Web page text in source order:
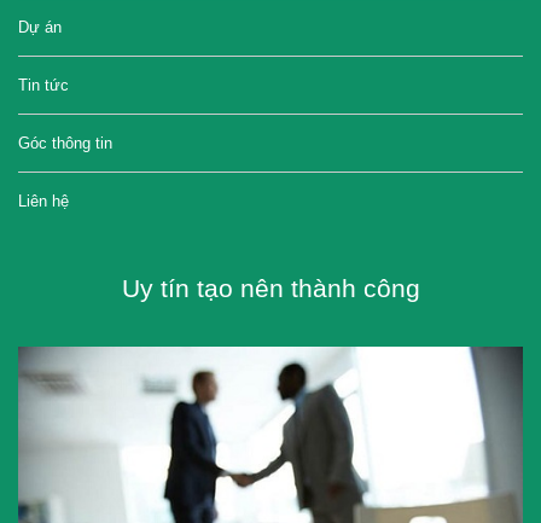
Dự án
Tin tức
Góc thông tin
Liên hệ
Uy tín tạo nên thành công